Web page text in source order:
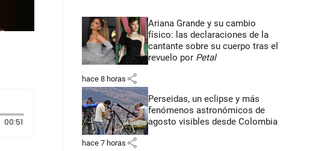
00:51 Duración: 51 segundos
Ariana Grande y su cambio
físico: las declaraciones de la
cantante sobre su cuerpo tras el
revuelo por Petal
hace 8 horas share
Perseidas, un eclipse y más
fenómenos astronómicos de
agosto visibles desde Colombia
hace 7 horas share